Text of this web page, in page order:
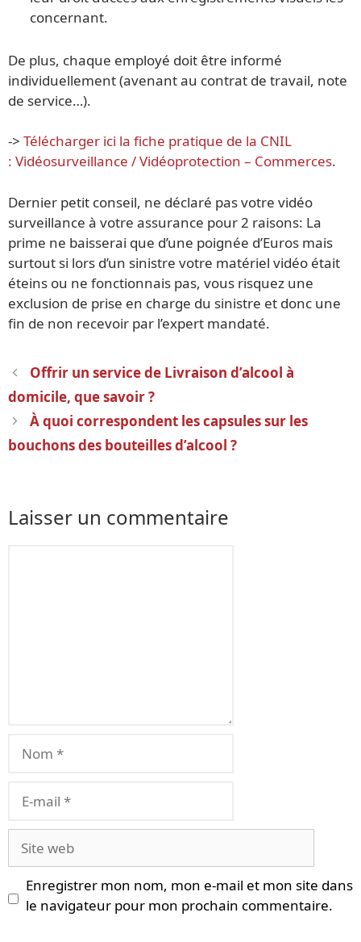
concernant.
De plus, chaque employé doit être informé
individuellement (avenant au contrat de travail, note
de service…).
-> Télécharger ici la fiche pratique de la CNIL
: Vidéosurveillance / Vidéoprotection – Commerces.
Dernier petit conseil, ne déclaré pas votre vidéo
surveillance à votre assurance pour 2 raisons: La
prime ne baisserai que d’une poignée d’Euros mais
surtout si lors d’un sinistre votre matériel vidéo était
éteins ou ne fonctionnais pas, vous risquez une
exclusion de prise en charge du sinistre et donc une
fin de non recevoir par l’expert mandaté.
Navigation
des
articles
Offrir un service de Livraison d’alcool à
domicile, que savoir ?
À quoi correspondent les capsules sur les
bouchons des bouteilles d’alcool ?
Laisser un commentaire
mail
web
Enregistrer mon nom, mon e-mail et mon site dans
le navigateur pour mon prochain commentaire.